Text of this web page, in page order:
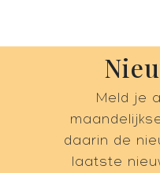
Meld je
daarin de
laatste